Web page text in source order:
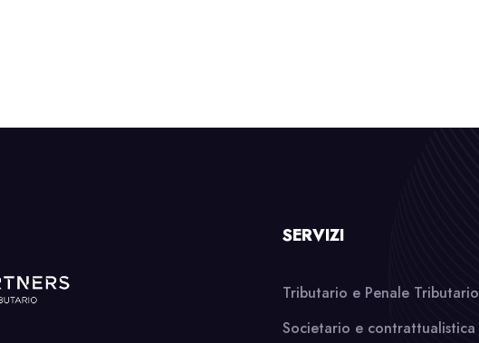
SERVIZI
Tributario e Penale Tributario
Societario e contrattualistica